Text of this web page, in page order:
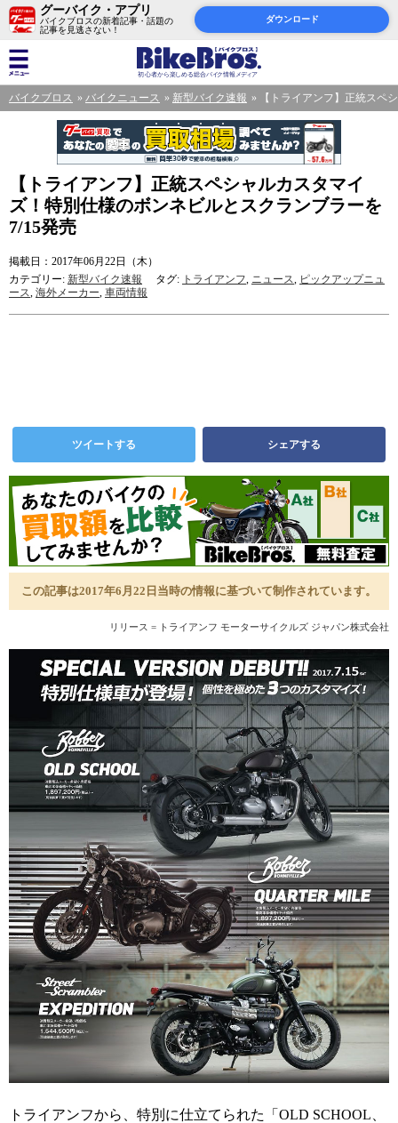
グーバイク・アプリ
バイクブロスの新着記事・話題の
記事を見逃さない！
ダウンロード
バイクブロス バイクニュース 新型バイク速報 【トライアンフ】正統スペ
【トライアンフ】正統スペシャルカスタマイ
ズ！特別仕様のボンネビルとスクランブラーを
7/15発売
掲載日：2017年06月22日（木）
カテゴリー: 新型バイク速報 タグ: トライアンフ, ニュース, ピックアップニュ
ース, 海外メーカー, 車両情報
ツイートする シェアする
この記事は2017年6月22日当時の情報に基づいて制作されています。
リリース = トライアンフ モーターサイクルズ ジャパン株式会社
トライアンフから、特別に仕立てられた「OLD SCHOOL、